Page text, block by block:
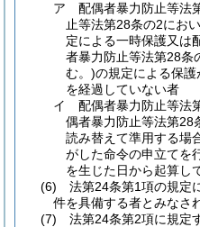
ア
配偶者暴力防止等法
止等法第28条の2にお
定による一時保護又は
者暴力防止等法第28条
む。)の規定による保
を経過していない者
イ
配偶者暴力防止等法
偶者暴力防止等法第28
読み替えて準用する場
がした命令の申立てを
を生じた日から起算し
(6)
法第24条第1項の規定
件を具備する者とみなさ
(7)
法第24条第2項に規定